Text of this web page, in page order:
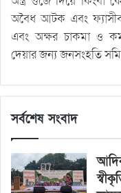
অবৈধ আটক এবং
এবং অক্ষর চাকমা ও
দেয়ার জন্য জনসংহতি
সর্বশেষ সংবাদ